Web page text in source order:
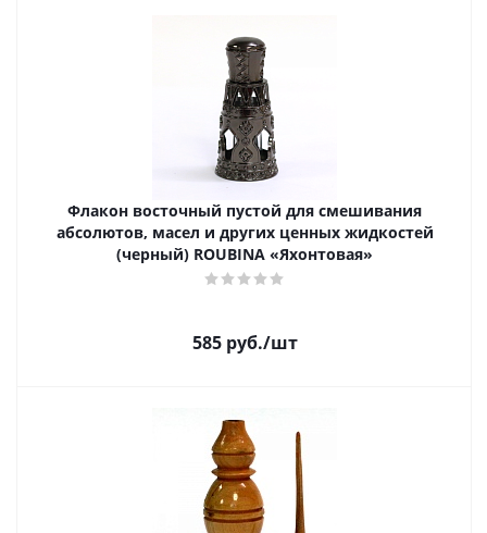
Флакон восточный пустой для смешивания
абсолютов, масел и других ценных жидкостей
(черный) ROUBINA «Яхонтовая»
585руб./шт